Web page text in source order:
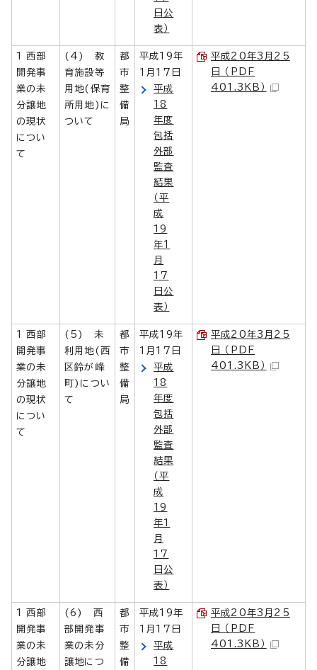
日公
表）
1 西部
開発事
業の未
分譲地
の現状
につい
て
(4) 教
育施設等
用地(保育
所用地)に
ついて
都
市
整
備
局
平成19年
1月17日
平成
18
年度
包括
外部
監査
結果
（平
成
19
年1
月
17
日公
表）
平成20年3月25
日 （PDF
401.3KB）
1 西部
開発事
業の未
分譲地
の現状
につい
て
(5) 未
利用地(西
区鈴が峰
町)につい
て
都
市
整
備
局
平成19年
1月17日
平成
18
年度
包括
外部
監査
結果
（平
成
19
年1
月
17
日公
表）
平成20年3月25
日 （PDF
401.3KB）
1 西部
開発事
業の未
分譲地
(6) 西
部開発事
業の未分
譲地につ
都
市
整
備
平成19年
1月17日
平成
18
平成20年3月25
日 （PDF
401.3KB）